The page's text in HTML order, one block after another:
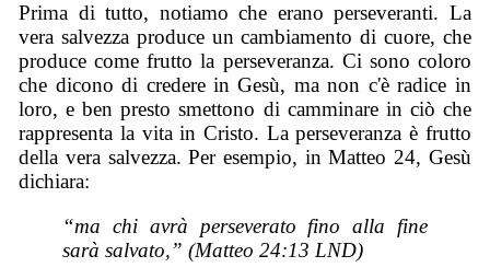
Prima di tutto, notiamo che erano perseveranti. La
vera salvezza produce un cambiamento di cuore, che
produce come frutto la perseveranza. Ci sono coloro
che dicono di credere in Gesù, ma non c'è radice in
loro, e ben presto smettono di camminare in ciò che
rappresenta la vita in Cristo. La perseveranza è frutto
della vera salvezza. Per esempio, in Matteo 24, Gesù
dichiara:
“ma chi avrà perseverato fino alla fine
sarà salvato,” (Matteo 24:13 LND)